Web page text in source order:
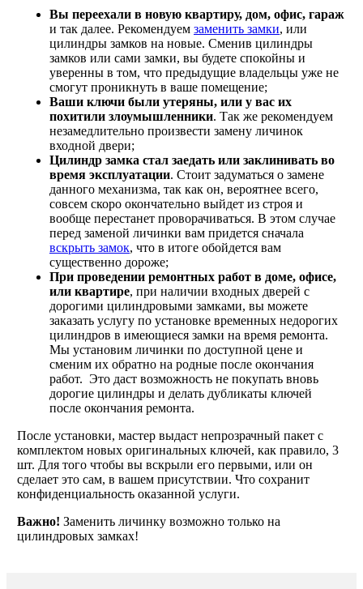
Вы переехали в новую квартиру, дом, офис, гараж
и так далее. Рекомендуем заменить замки, или
цилиндры замков на новые. Сменив цилиндры
замков или сами замки, вы будете спокойны и
уверенны в том, что предыдущие владельцы уже не
смогут проникнуть в ваше помещение;
Ваши ключи были утеряны, или у вас их
похитили злоумышленники. Так же рекомендуем
незамедлительно произвести замену личинок
входной двери;
Цилиндр замка стал заедать или заклинивать во
время эксплуатации. Стоит задуматься о замене
данного механизма, так как он, вероятнее всего,
совсем скоро окончательно выйдет из строя и
вообще перестанет проворачиваться. В этом случае
перед заменой личинки вам придется сначала
вскрыть замок, что в итоге обойдется вам
существенно дороже;
При проведении ремонтных работ в доме, офисе,
или квартире, при наличии входных дверей с
дорогими цилиндровыми замками, вы можете
заказать услугу по установке временных недорогих
цилиндров в имеющиеся замки на время ремонта.
Мы установим личинки по доступной цене и
сменим их обратно на родные после окончания
работ. Это даст возможность не покупать вновь
дорогие цилиндры и делать дубликаты ключей
после окончания ремонта.
После установки, мастер выдаст непрозрачный пакет с
комплектом новых оригинальных ключей, как правило, 3
шт. Для того чтобы вы вскрыли его первыми, или он
сделает это сам, в вашем присутствии. Что сохранит
конфиденциальность оказанной услуги.
Важно! Заменить личинку возможно только на
цилиндровых замках!